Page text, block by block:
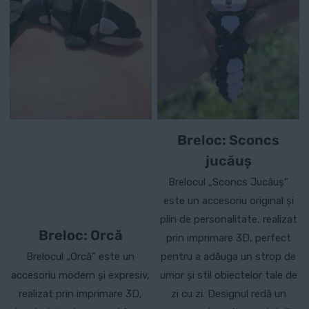
Breloc: Orcă
Brelocul „Orcă” este un
accesoriu modern și expresiv,
realizat prin imprimare 3D,
Breloc: Sconcs
jucăuș
Brelocul „Sconcs Jucăuș”
este un accesoriu original și
plin de personalitate, realizat
prin imprimare 3D, perfect
pentru a adăuga un strop de
umor și stil obiectelor tale de
zi cu zi. Designul redă un